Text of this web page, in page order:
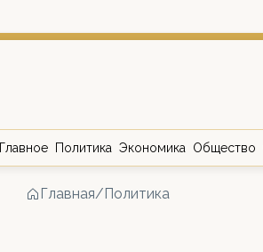
Главное Политика Экономика Общество
Главная/Политика